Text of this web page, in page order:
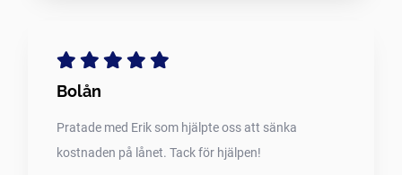
Bolån
Pratade med Erik som hjälpte oss att sänka
kostnaden på lånet. Tack för hjälpen!